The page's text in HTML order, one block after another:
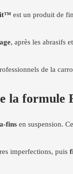
it™ est un produit de
, après les abrasifs
de la
la formule
fins en suspension.
imperfections, puis